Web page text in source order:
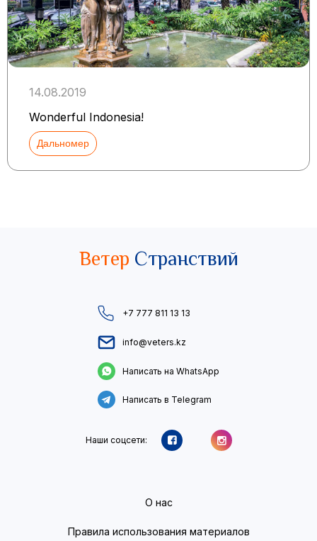
14.08.2019
Wonderful Indonesia!
Дальномер
Ветер Странствий
+7 777 811 13 13
info@veters.kz
Написать на WhatsApp
Написать в Telegram
Наши соцсети:
О нас
Правила использования материалов